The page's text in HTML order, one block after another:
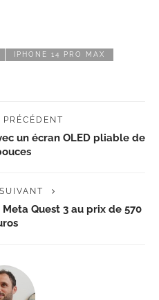
IPHONE 14 PRO MAX
un écran OLED pliable de
Quest 3 au prix de 570